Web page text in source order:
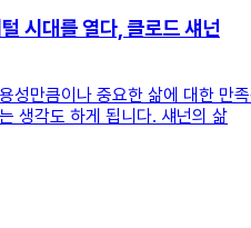
시대를 열다, 클로드 섀넌
성만큼이나 중요한 삶에 대한 만
생각도 하게 됩니다. 섀넌의 삶